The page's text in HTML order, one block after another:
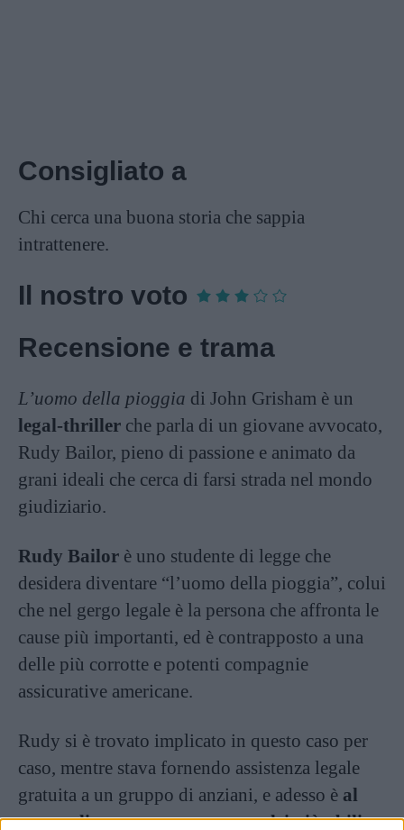
Consigliato a
Chi cerca una buona storia che sappia
intrattenere.
Il nostro voto
Recensione e trama
L’uomo della pioggia di John Grisham è un
legal-thriller che parla di un giovane avvocato,
Rudy Bailor, pieno di passione e animato da
grani ideali che cerca di farsi strada nel mondo
giudiziario.
Rudy Bailor è uno studente di legge che
desidera diventare “l’uomo della pioggia”, colui
che nel gergo legale è la persona che affronta le
cause più importanti, ed è contrapposto a una
delle più corrotte e potenti compagnie
assicurative americane.
Rudy si è trovato implicato in questo caso per
caso, mentre stava fornendo assistenza legale
gratuita a un gruppo di anziani, e adesso è al
centro di uno scontro con uno dei più abili